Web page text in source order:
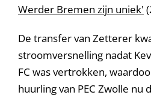
Werder Bremen zijn uniek'
De transfer van Zetterer
stroomversnelling nadat
FC was vertrokken,
huurling van PEC Zwolle nu